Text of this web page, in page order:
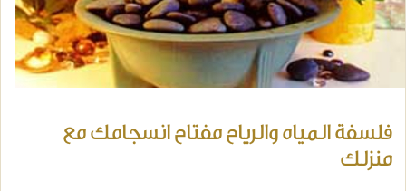
فلسفة المياه والرياح مفتاح انسجامك مع
منزلك